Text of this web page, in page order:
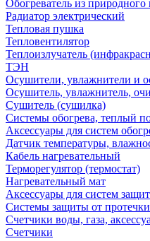
Обогреватель из природного
Радиатор электрический
Тепловая пушка
Тепловентилятор
Теплоизлучатель
ТЭН
Осушители, увлажнители и
Осушитель, увлажнитель,
Сушитель (сушилка)
Системы обогрева, теплый
Аксессуары для систем
Датчик температуры,
Кабель нагревательный
Терморегулятор (термостат)
Нагревательный мат
Аксессуары для систем
Системы защиты от
Счетчики воды, газа,
Счетчики